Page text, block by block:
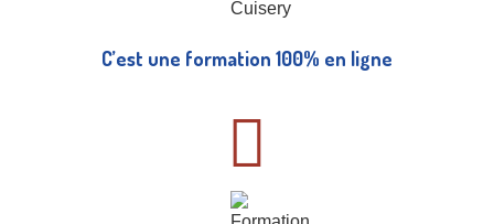
C’est une formation 100% en ligne